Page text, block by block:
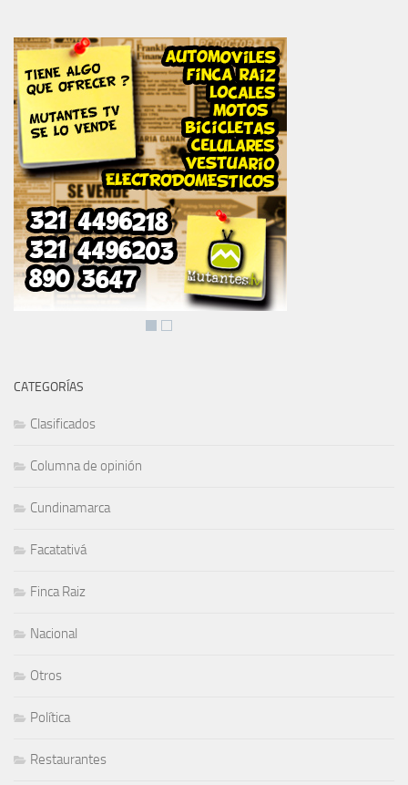
CATEGORÍAS
Clasificados
Columna de opinión
Cundinamarca
Facatativá
Finca Raiz
Nacional
Otros
Política
Restaurantes